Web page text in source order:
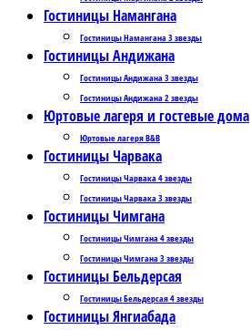
Гостиницы Намангана
Гостиницы Намангана 3 звезды
Гостиницы Андижана
Гостиницы Андижана 3 звезды
Гостиницы Андижана 2 звезды
Юртовые лагеря и гостевые дома
Юртовые лагеря B&B
Гостиницы Чарвака
Гостиницы Чарвака 4 звезды
Гостиницы Чарвака 3 звезды
Гостиницы Чимгана
Гостиницы Чимгана 4 звезды
Гостиницы Чимгана 3 звезды
Гостиницы Бельдерсая
Гостиницы Бельдерсая 4 звезды
Гостиницы Янгиабада